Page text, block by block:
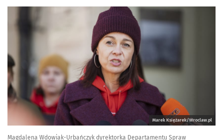
Marek Księżarek/Wroclaw.pl
Magdalena Wdowiak-Urbańczyk dyrektorka Departamentu Spraw